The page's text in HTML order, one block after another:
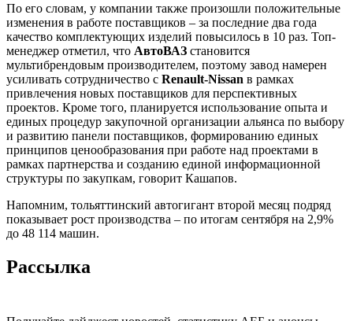
По его словам, у компании также произошли положительные
изменения в работе поставщиков – за последние два года
качество комплектующих изделий повысилось в 10 раз. Топ-
менеджер отметил, что АвтоВАЗ становится
мультибрендовым производителем, поэтому завод намерен
усиливать сотрудничество с Renault-Nissan в рамках
привлечения новых поставщиков для перспективных
проектов. Кроме того, планируется использование опыта и
единых процедур закупочной организации альянса по выбору
и развитию панели поставщиков, формированию единых
принципов ценообразования при работе над проектами в
рамках партнерства и созданию единой информационной
структуры по закупкам, говорит Кашапов.
Напомним, тольяттинский автогигант второй месяц подряд
показывает рост производства – по итогам сентября на 2,9%
до 48 114 машин.
Рассылка